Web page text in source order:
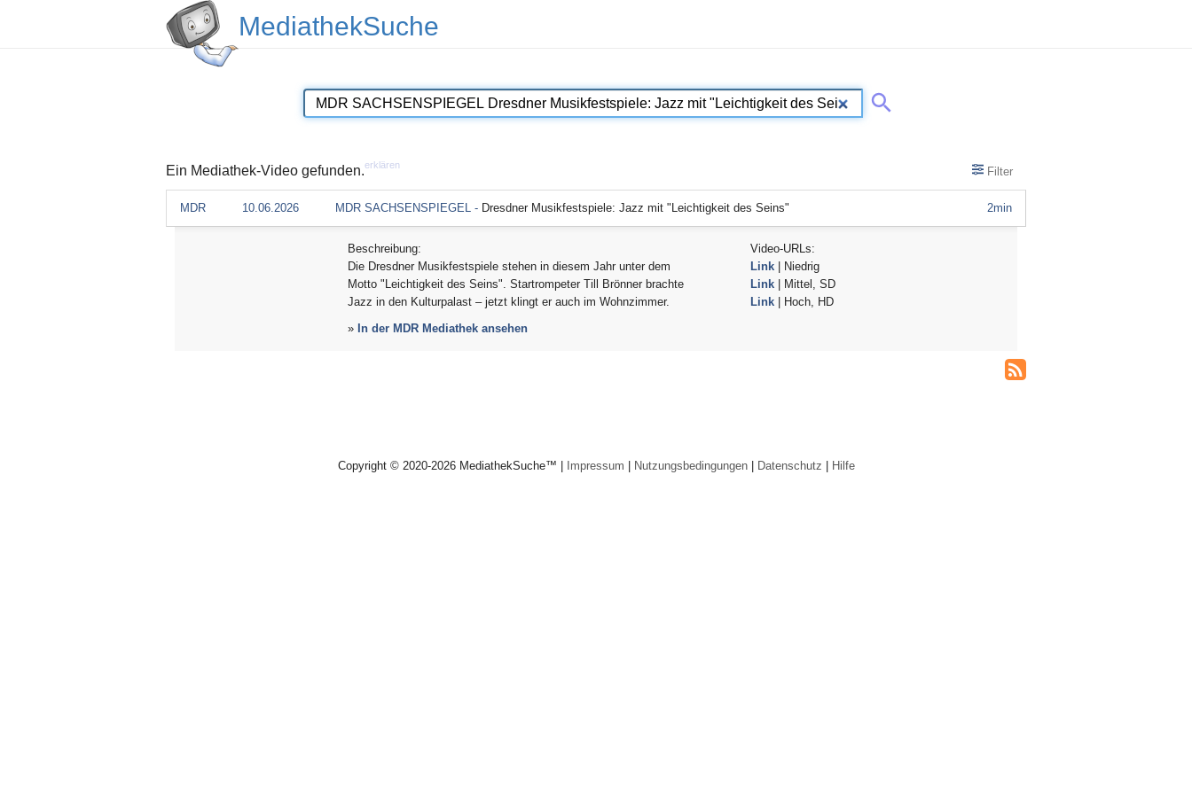
MediathekSuche
Ein Mediathek-Video gefunden.erklären Filter
2min
MDR 10.06.2026 MDR SACHSENSPIEGEL - Dresdner Musikfestspiele: Jazz mit "Leichtigkeit des Seins"
Beschreibung:
Die Dresdner Musikfestspiele stehen in diesem Jahr unter dem
Motto "Leichtigkeit des Seins". Startrompeter Till Brönner brachte
Jazz in den Kulturpalast – jetzt klingt er auch im Wohnzimmer.
» In der MDR Mediathek ansehen
Video-URLs:
Link| Niedrig
Link| Mittel, SD
Link| Hoch, HD
Copyright © 2020-2026 MediathekSuche™ | Impressum | Nutzungsbedingungen| Datenschutz | Hilfe